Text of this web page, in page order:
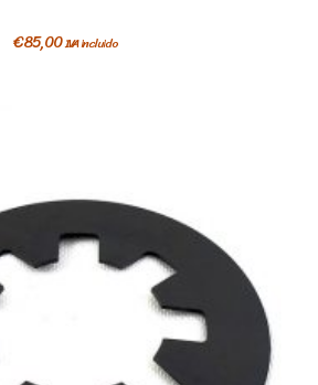
€85,00IVA incluido